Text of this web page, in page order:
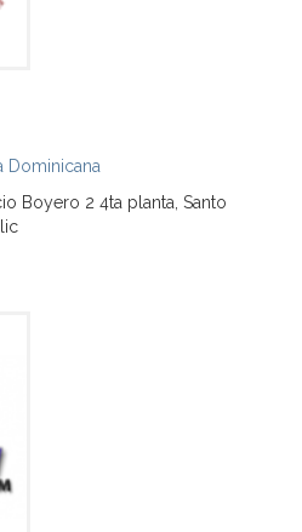
Dominicana
Boyero 2 4ta planta, Santo